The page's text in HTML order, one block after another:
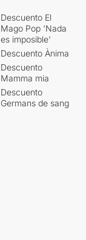
Descuento El
Mago Pop 'Nada
es imposible'
Descuento Ànima
Descuento
Mamma mia
Descuento
Germans de sang